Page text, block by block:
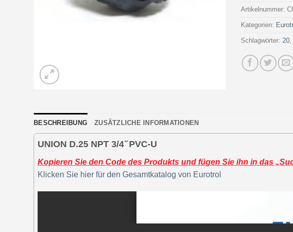
Artikelnummer:
Kategorien:
Schlagwörter: 20
BESCHREIBUNG ZUSÄTZLICHE INFORMATIONEN
UNION D.25 NPT 3/4 ̋ PVC-U
Kopieren Sie den Code des Produkts und fügen Sie ihn in das
Klicken Sie hier für den Gesamtkatalog von Eurotrol